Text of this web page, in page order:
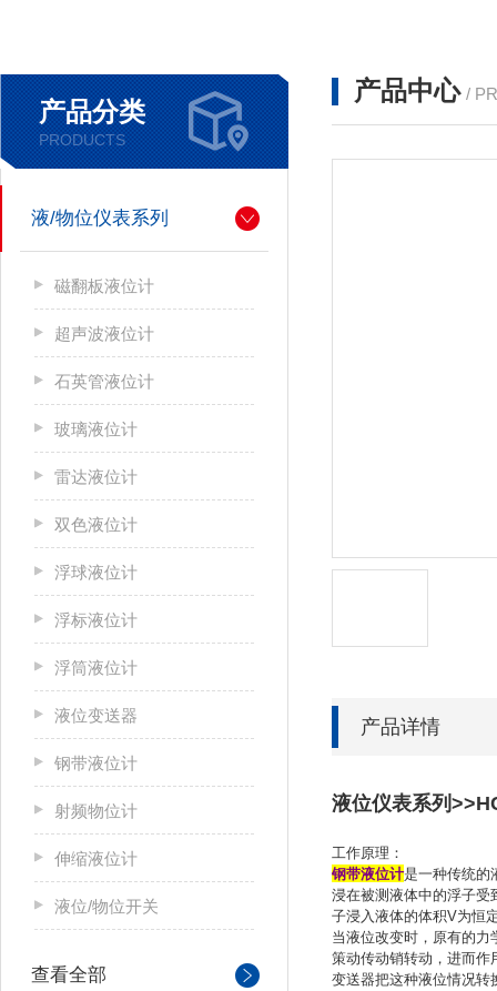
产品分类
PRODUCTS
液/物位仪表系列
磁翻板液位计
超声波液位计
石英管液位计
玻璃液位计
雷达液位计
双色液位计
浮球液位计
浮标液位计
浮筒液位计
液位变送器
钢带液位计
射频物位计
伸缩液位计
液位/物位开关
查看全部
产品中心 /
产品详情
液位仪表系列
工作原理：
钢带液位计是一种传统的
浸在被测液体中的浮子受
子浸入液体的体积V为恒
当液位改变时，原有的
策动传动销转动，进而作
变送器把这种液位情况转